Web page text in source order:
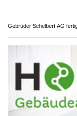
Gebrüder Schelbert AG